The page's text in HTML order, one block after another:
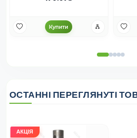
Купити
ОСТАННІ ПЕРЕГЛЯНУТІ
АКЦІЯ